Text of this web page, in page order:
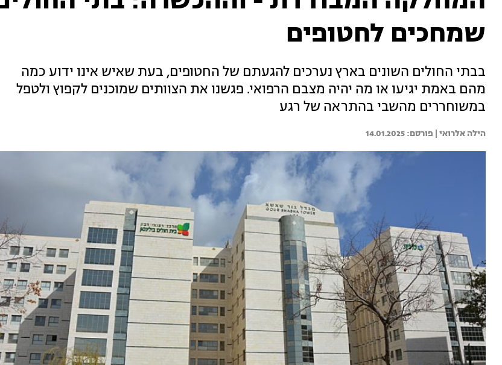
שמחכים לחטופים
בבתי החולים השונים בארץ נערכים להגעתם של החטופים, בעת שאיש אינו ידוע כמה
מהם באמת יגיעו או מה יהיה מצבם הרפואי. פגשנו את הצוותים שמוכנים לקפוץ ולטפל
במשוחררים מהשבי בהתראה של רגע
הילה אלרואי | 14.01.2025